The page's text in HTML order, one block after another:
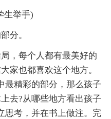
举手)
分。
，每个人都有最美好的
家也都喜欢这个地方。
最精彩的部分，那么孩子
去?从哪些地方看出孩子
思考，并在书上做注。完